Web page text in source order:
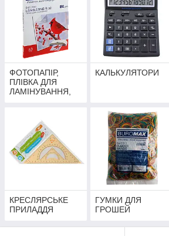
ФОТОПАПІР,
ПЛІВКА ДЛЯ
ЛАМІНУВАННЯ,
КАЛЬКУЛЯТОРИ
КРЕСЛЯРСЬКЕ
ПРИЛАДДЯ
ГУМКИ ДЛЯ
ГРОШЕЙ